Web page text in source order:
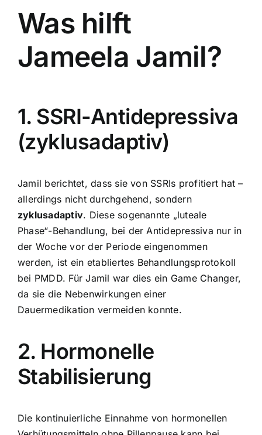
Was hilft
Jameela Jamil?
1. SSRI-Antidepressiva
(zyklusadaptiv)
Jamil berichtet, dass sie von SSRIs profitiert hat –
allerdings nicht durchgehend, sondern
zyklusadaptiv. Diese sogenannte „luteale
Phase“-Behandlung, bei der Antidepressiva nur in
der Woche vor der Periode eingenommen
werden, ist ein etabliertes Behandlungsprotokoll
bei PMDD. Für Jamil war dies ein Game Changer,
da sie die Nebenwirkungen einer
Dauermedikation vermeiden konnte.
2. Hormonelle
Stabilisierung
Die kontinuierliche Einnahme von hormonellen